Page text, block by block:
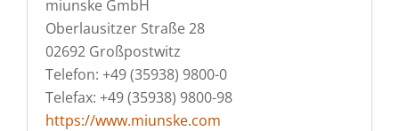
miunske GmbH
Oberlausitzer Straße 28
02692 Großpostwitz
Telefon: +49 (35938) 9800-0
Telefax: +49 (35938) 9800-98
https://www.miunske.com